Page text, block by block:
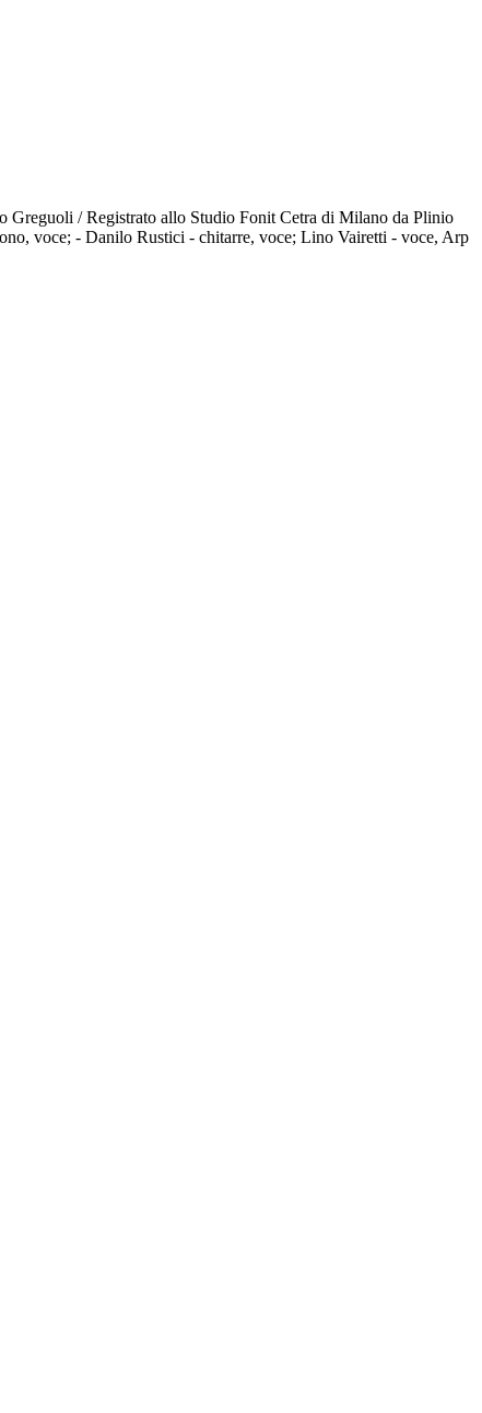
/ Registrato allo Studio Fonit Cetra di Milano da Plinio
voce; - Danilo Rustici - chitarre, voce; Lino Vairetti - voce, Arp